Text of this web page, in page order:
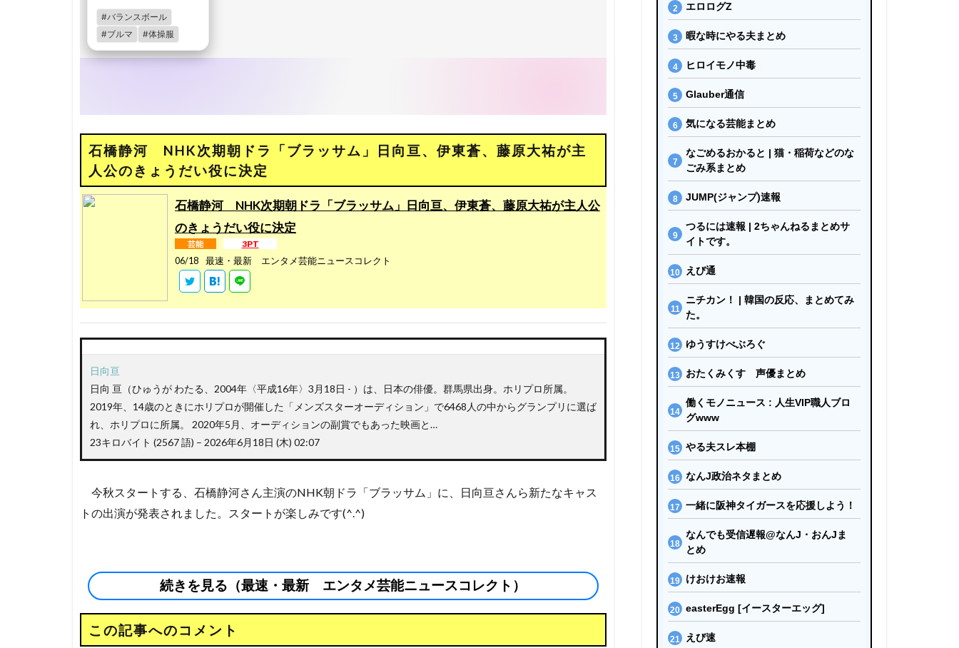
石橋静河 NHK次期朝ドラ「ブラッサム」日向亘、伊東蒼、藤原大祐が主
人公のきょうだい役に決定
石橋静河 NHK次期朝ドラ「ブラッサム」日向亘、伊東蒼、藤原大祐が主人公
のきょうだい役に決定
芸能
3PT
06/18
最速・最新 エンタメ芸能ニュースコレクト
日向亘
日向 亘 （ひゅうが わたる、2004年〈平成16年〉3月18日 - ）は、日本の俳優。群馬県出身。ホリプロ所属。
2019年、14歳のときにホリプロが開催した「メンズスターオーディション」で6468人の中からグランプリに選ば
れ、ホリプロに所属。 2020年5月、オーディションの副賞でもあった映画と…
23キロバイト (2567 語) – 2026年6月18日 (木) 02:07
今秋スタートする、石橋静河さん主演のNHK朝ドラ「ブラッサム」に、日向亘さんら新たなキャス
トの出演が発表されました。スタートが楽しみです(^.^)
続きを見る（最速・最新 エンタメ芸能ニュースコレクト）
この記事へのコメント
エロログZ
暇な時にやる夫まとめ
ヒロイモノ中毒
Glauber通信
気になる芸能まとめ
なごめるおかると | 猫・稲荷などのな
ごみ系まとめ
JUMP(ジャンプ)速報
つるには速報 | 2ちゃんねるまとめサ
イトです。
えび通
ニチカン！ | 韓国の反応、まとめてみ
た。
ゆうすけべぶろぐ
おたくみくす 声優まとめ
働くモノニュース : 人生VIP職人ブロ
グwww
やる夫スレ本棚
なんJ政治ネタまとめ
一緒に阪神タイガースを応援しよう！
なんでも受信遅報@なんJ・おんJま
とめ
けおけお速報
easterEgg [イースターエッグ]
えび速